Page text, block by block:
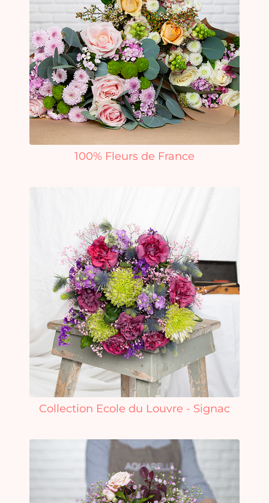
100% Fleurs de France
Collection Ecole du Louvre - Signac